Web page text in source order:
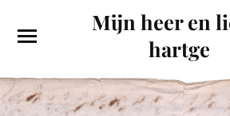
Mijn heer en
hartge